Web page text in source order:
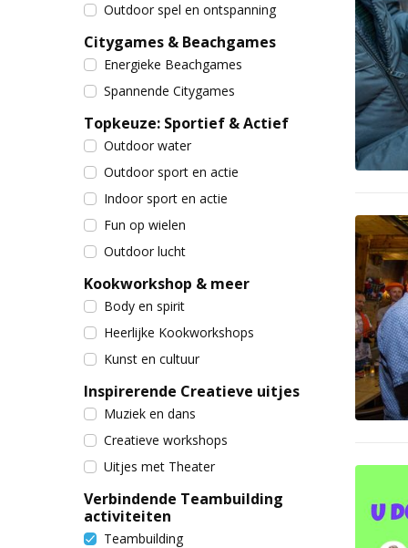
Outdoor spel en ontspanning
Citygames & Beachgames
Energieke Beachgames
Spannende Citygames
Topkeuze: Sportief & Actief
Outdoor water
Outdoor sport en actie
Indoor sport en actie
Fun op wielen
Outdoor lucht
Kookworkshop & meer
Body en spirit
Heerlijke Kookworkshops
Kunst en cultuur
Inspirerende Creatieve uitjes
Muziek en dans
Creatieve workshops
Uitjes met Theater
Verbindende Teambuilding
activiteiten
Teambuilding